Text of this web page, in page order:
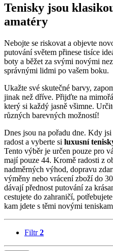
Tenisky jsou
amatéry
Nebojte se riskovat a objevte
putování světem přinese tisíce
boty a běžet za svými novými
správnými lidmi po vašem boku.
Ukažte své skutečné barvy,
jinak než dříve. Přijďte na
který si každý jasně všimne.
různých barevných možností!
Dnes jsou na pořadu dne. Kdy
radost a vyberte si luxusní
Tento výběr je určen pouze pro
mají pouze 44. Kromě radosti z
nadměrných výhod, dopravu
výměny nebo vrácení zboží do
dávají přednost putování za
cestujete do zahraničí,
kam jdete s těmi novými
Filtr2